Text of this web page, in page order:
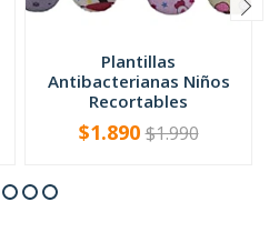
Plantillas
Antibacterianas Niños
Recortables
+
$1.890$1.990